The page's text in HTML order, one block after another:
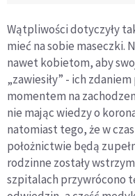
Wątpliwości dotyczyły
mieć na sobie maseczki.
nawet kobietom, aby
„zawiesiły” - ich
momentem na
nie mając wiedzy o
natomiast tego, że w
położnictwie będą
rodzinne zostały
szpitalach przywrócono